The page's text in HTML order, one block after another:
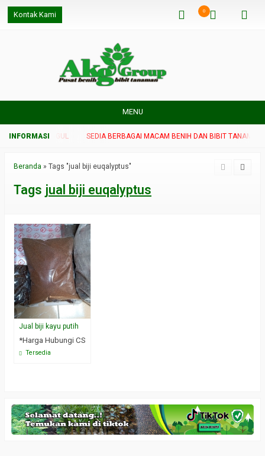
Kontak Kami 0
MENU
UNGGUL SEDIA BERBAGAI MACAM BENIH DAN BIBIT TANAMAN
Beranda » Tags "jual biji euqalyptus"
Tags jual biji euqalyptus
Jual biji kayu putih
*Harga Hubungi CS
Tersedia